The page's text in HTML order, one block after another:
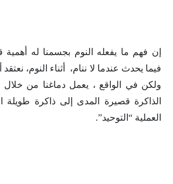
إن فهم ما يفعله النوم بجسمنا له
فيما يحدث عندما لا ننام، أثناء النوم،
ولكن في الواقع ، يعمل دماغنا من خلال
الذاكرة قصيرة المدى إلى ذاكرة
العملية “التوحيد”.